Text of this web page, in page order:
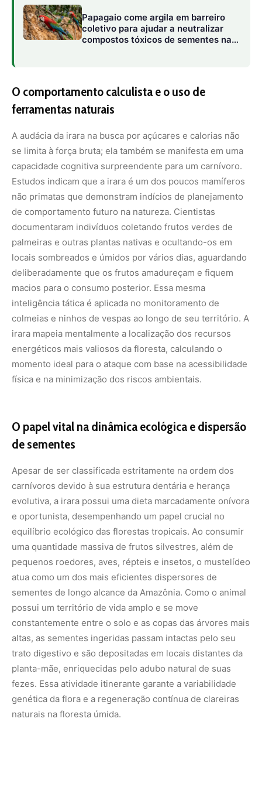
não primatas que demonstram indícios de planejamento
de comportamento futuro na natureza. Cientistas
documentaram indivíduos coletando frutos verdes de
locais sombreados e úmidos por vários dias, aguardando
macios para o consumo posterior. Essa mesma
inteligência tática é aplicada no monitoramento de
irara mapeia mentalmente a localização dos recursos
energéticos mais valiosos da floresta, calculando o
momento ideal para o ataque com base na acessibilidade
física e na minimização dos riscos ambientais.
O papel vital na dinâmica ecológica e dispersão
de sementes
Apesar de ser classificada estritamente na ordem dos
carnívoros devido à sua estrutura dentária e herança
evolutiva, a irara possui uma dieta marcadamente onívora
e oportunista, desempenhando um papel crucial no
equilíbrio ecológico das florestas tropicais. Ao consumir
uma quantidade massiva de frutos silvestres, além de
pequenos roedores, aves, répteis e insetos, o mustelídeo
atua como um dos mais eficientes dispersores de
constantemente entre o solo e as copas das árvores mais
altas, as sementes ingeridas passam intactas pelo seu
planta-mãe, enriquecidas pelo adubo natural de suas
fezes. Essa atividade itinerante garante a variabilidade
genética da flora e a regeneração contínua de clareiras
naturais na floresta úmida.